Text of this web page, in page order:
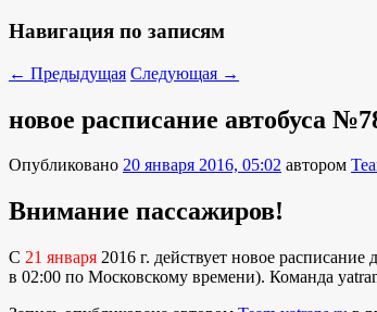
Навигация по записям
← Предыдущая Следующая →
новое расписание автобуса
Опубликовано 20 января 2016, 05:02 автором
Внимание пассажиров!
C 21 января 2016 г. действует новое
в 02:00 по Московскому времени). Команда